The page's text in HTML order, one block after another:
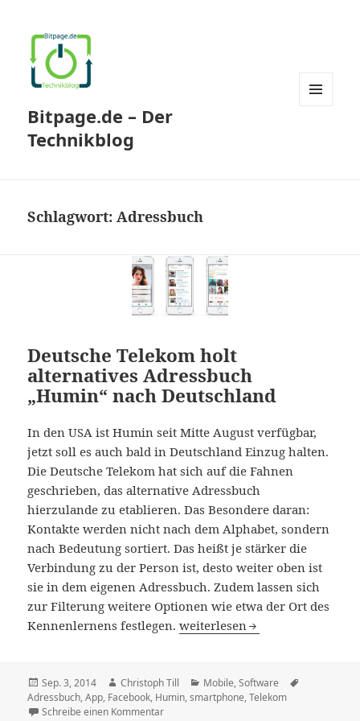
Bitpage.de – Der
Technikblog
Schlagwort:Adressbuch
Deutsche Telekom holt
alternatives Adressbuch
„Humin“ nach Deutschland
In den USA ist Humin seit Mitte August verfügbar,
jetzt soll es auch bald in Deutschland Einzug halten.
Die Deutsche Telekom hat sich auf die Fahnen
geschrieben, das alternative Adressbuch
hierzulande zu etablieren. Das Besondere daran:
Kontakte werden nicht nach dem Alphabet, sondern
nach Bedeutung sortiert. Das heißt je stärker die
Verbindung zu der Person ist, desto weiter oben ist
sie in dem eigenen Adressbuch. Zudem lassen sich
zur Filterung weitere Optionen wie etwa der Ort des
Kennenlernens festlegen.Deutsche Telekom holt
weiterlesen
Veröffentlicht
am
Sep. 3, 2014 Autor
Christoph Till Kategorien
Mobile,Software
Adressbuch,App, Facebook, Humin,smartphone,Telekom
Schreibe einen Kommentarzu Deutsche Telekom holt alternatives